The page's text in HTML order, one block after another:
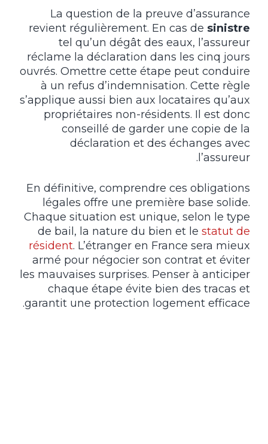
La question de la preuve d’assurance
revient régulièrement. En cas de sinistre
tel qu’un dégât des eaux, l’assureur
réclame la déclaration dans les cinq jours
ouvrés. Omettre cette étape peut conduire
à un refus d’indemnisation. Cette règle
s’applique aussi bien aux locataires qu’aux
propriétaires non-résidents. Il est donc
conseillé de garder une copie de la
déclaration et des échanges avec
l’assureur.
En définitive, comprendre ces obligations
légales offre une première base solide.
Chaque situation est unique, selon le type
de bail, la nature du bien et le statut de
résident. L’étranger en France sera mieux
armé pour négocier son contrat et éviter
les mauvaises surprises. Penser à anticiper
chaque étape évite bien des tracas et
garantit une protection logement efficace.